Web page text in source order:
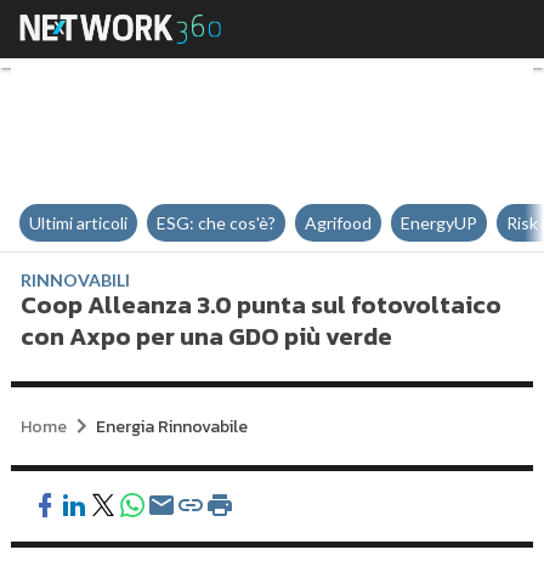
Coop Alleanza 3.0 punta sul
Ultimi articoli ESG: che cos'è? Agrifood EnergyUP Risk
RINNOVABILI
Coop Alleanza 3.0 punta sul fotovoltaico
con Axpo per una GDO più verde
Home Energia Rinnovabile